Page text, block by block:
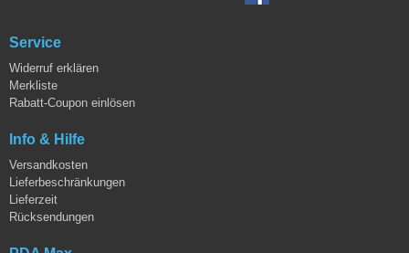
Service
Widerruf erklären
Merkliste
Rabatt-Coupon einlösen
Info & Hilfe
Versandkosten
Lieferbeschränkungen
Lieferzeit
Rücksendungen